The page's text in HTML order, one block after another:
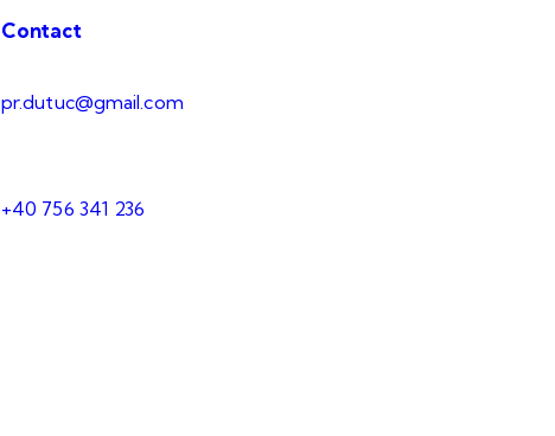
Contact
pr.dutuc@gmail.com
+40 756 341 236